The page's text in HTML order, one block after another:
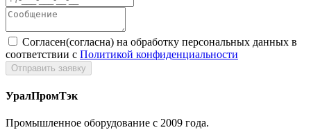
Согласен(согласна) на обработку персональных данных в
соответствии с Политикой конфиденциальности
УралПромТэк
Промышленное оборудование с 2009 года.